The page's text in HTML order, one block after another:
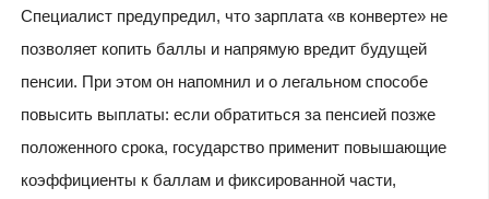
Специалист предупредил, что зарплата «в конверте» не
позволяет копить баллы и напрямую вредит будущей
пенсии. При этом он напомнил и о легальном способе
повысить выплаты: если обратиться за пенсией позже
положенного срока, государство применит повышающие
коэффициенты к баллам и фиксированной части,